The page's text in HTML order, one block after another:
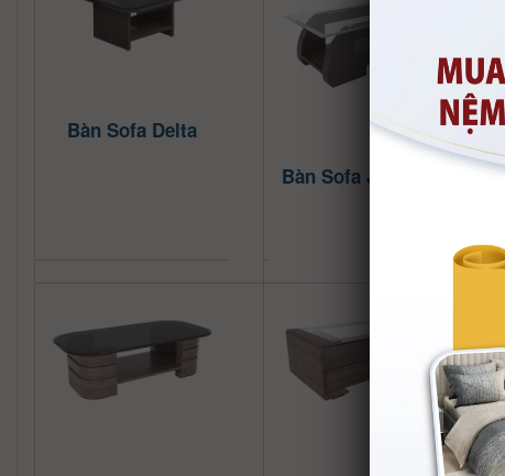
Bàn Sofa Delta
Bàn Sofa Joy New